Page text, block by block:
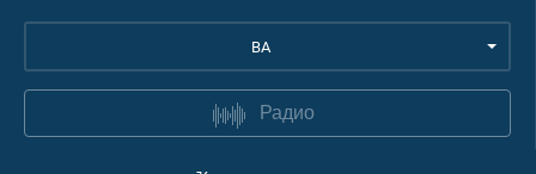
BA
Радио